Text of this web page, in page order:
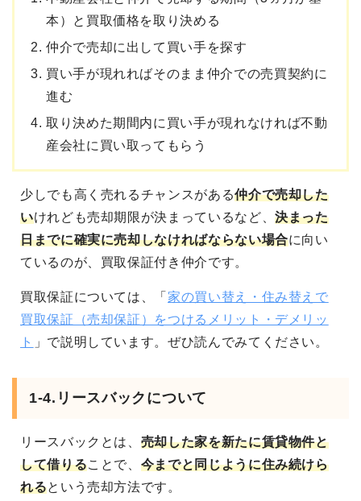
本）と買取価格を取り決める
仲介で売却に出して買い手を探す
買い手が現れればそのまま仲介での売買契約に
進む
取り決めた期間内に買い手が現れなければ不動
産会社に買い取ってもらう
少しでも高く売れるチャンスがある仲介で売却した
いけれども売却期限が決まっているなど、決まった
日までに確実に売却しなければならない場合に向い
ているのが、買取保証付き仲介です。
買取保証については、「 家の買い替え・住み替えで
買取保証（売却保証）をつけるメリット・デメリッ
ト 」で説明しています。ぜひ読んでみてください。
1-4.リースバックについて
リースバック とは、 売却した家を新たに賃貸物件と
して借りることで、 今までと同じように住み続けら
れるという売却方法です。